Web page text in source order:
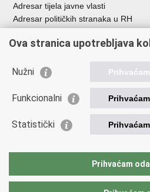
Adresar tijela javne vlasti
Adresar političkih stranaka u RH
Besplatni telefoni javne uprave
Važne poveznice
Vlada Republike Hrvatske
Europska komisija
Taxation and Customs Union
Ova stranica upotrebljava
Nužni Prihvaćam
Funkcionalni Prihvaćam
Statistički Prihvaćam
Prihvaćam